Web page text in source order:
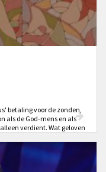
betaling voor de zonden,
als de God-mens en als
verdient. Wat geloven